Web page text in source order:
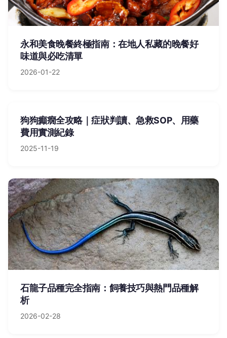
永和美食晚餐終極指南：在地人私藏的晚餐好
味道與必吃清單
2026-01-22
狗狗癲癇全攻略｜症狀判讀、急救SOP、用藥
費用實測紀錄
2025-11-19
石龍子品種完全指南：飼養技巧與熱門品種解
析
2026-02-28